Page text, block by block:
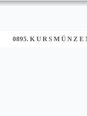
0895. K U R S M Ü N Z E